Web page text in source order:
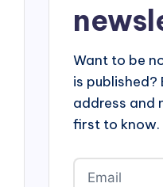
Want to be
is published?
address and
first to know.